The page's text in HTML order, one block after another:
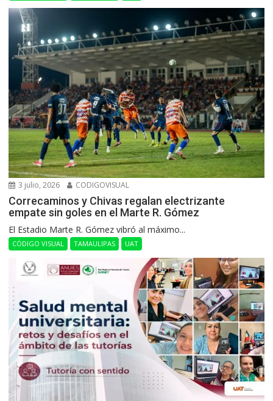
3 julio, 2026 CODIGOVISUAL
Correcaminos y Chivas regalan electrizante
empate sin goles en el Marte R. Gómez
El Estadio Marte R. Gómez vibró al máximo...
CÓDIGO VISUAL TAMAULIPAS UAT